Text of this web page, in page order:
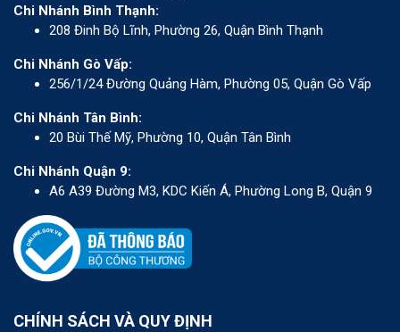
Chi Nhánh Bình Thạnh:
208 Đinh Bộ Lĩnh, Phường 26, Quận Bình Thạnh
Chi Nhánh Gò Vấp:
256/1/24 Đường Quảng Hàm, Phường 05, Quận Gò Vấp
Chi Nhánh Tân Bình:
20 Bùi Thế Mỹ, Phường 10, Quận Tân Bình
Chi Nhánh Quận 9:
A6 A39 Đường M3, KDC Kiến Á, Phường Long B, Quận 9
CHÍNH SÁCH VÀ QUY ĐỊNH